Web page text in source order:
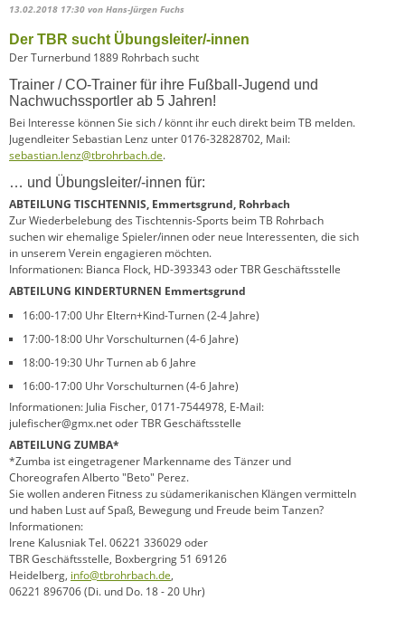
13.02.2018 17:30 von Hans-Jürgen Fuchs
Der TBR sucht Übungsleiter/-innen
Der Turnerbund 1889 Rohrbach sucht
Trainer / CO-Trainer für ihre Fußball-Jugend und
Nachwuchssportler ab 5 Jahren!
Bei Interesse können Sie sich / könnt ihr euch direkt beim TB melden.
Jugendleiter Sebastian Lenz unter 0176-32828702, Mail:
sebastian.lenz@tbrohrbach.de.
… und Übungsleiter/-innen für:
ABTEILUNG TISCHTENNIS, Emmertsgrund, Rohrbach
Zur Wiederbelebung des Tischtennis-Sports beim TB Rohrbach
suchen wir ehemalige Spieler/innen oder neue Interessenten, die sich
in unserem Verein engagieren möchten.
Informationen: Bianca Flock, HD-393343 oder TBR Geschäftsstelle
ABTEILUNG KINDERTURNEN Emmertsgrund
16:00-17:00 Uhr Eltern+Kind-Turnen (2-4 Jahre)
17:00-18:00 Uhr Vorschulturnen (4-6 Jahre)
18:00-19:30 Uhr Turnen ab 6 Jahre
16:00-17:00 Uhr Vorschulturnen (4-6 Jahre)
Informationen: Julia Fischer, 0171-7544978, E-Mail:
julefischer@gmx.net oder TBR Geschäftsstelle
ABTEILUNG ZUMBA*
*Zumba ist eingetragener Markenname des Tänzer und
Choreografen Alberto "Beto" Perez.
Sie wollen anderen Fitness zu südamerikanischen Klängen vermitteln
und haben Lust auf Spaß, Bewegung und Freude beim Tanzen?
Informationen:
Irene Kalusniak Tel. 06221 336029 oder
TBR Geschäftsstelle, Boxbergring 51 69126
Heidelberg, info@tbrohrbach.de,
06221 896706 (Di. und Do. 18 - 20 Uhr)